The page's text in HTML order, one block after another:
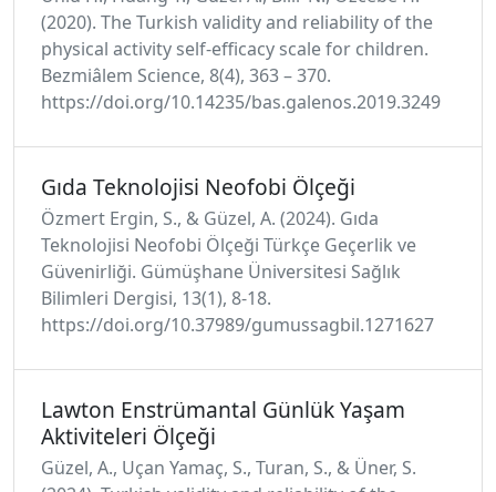
(2020). The Turkish validity and reliability of the
physical activity self-efficacy scale for children.
Bezmiâlem Science, 8(4), 363 – 370.
https://doi.org/10.14235/bas.galenos.2019.3249
Gıda Teknolojisi Neofobi Ölçeği
Özmert Ergin, S., & Güzel, A. (2024). Gıda
Teknolojisi Neofobi Ölçeği Türkçe Geçerlik ve
Güvenirliği. Gümüşhane Üniversitesi Sağlık
Bilimleri Dergisi, 13(1), 8-18.
https://doi.org/10.37989/gumussagbil.1271627
Lawton Enstrümantal Günlük Yaşam
Aktiviteleri Ölçeği
Güzel, A., Uçan Yamaç, S., Turan, S., & Üner, S.